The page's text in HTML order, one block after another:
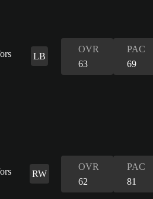
LB
OVR
63
PAC
69
RW
OVR
62
PAC
81